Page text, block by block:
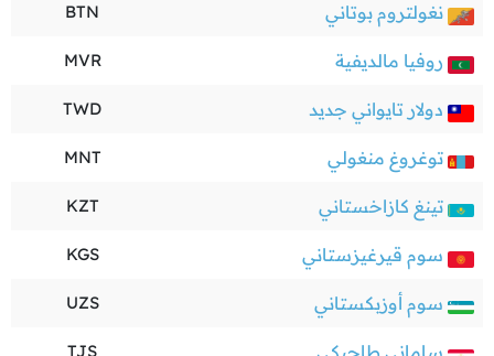
نغولتروم بوتاني BTN
روفيا مالديفية MVR
دولار تايواني جديد TWD
توغروغ منغولي MNT
تينغ كازاخستاني KZT
سوم قيرغيزستاني KGS
سوم أوزبكستاني UZS
TJS